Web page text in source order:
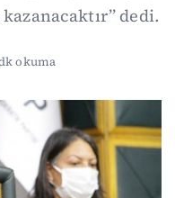
dedi.
okuma